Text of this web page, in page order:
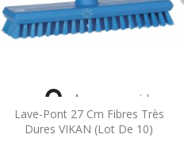
Lave-Pont 27 Cm Fibres Très
Dures VIKAN (lot De 10)
 Aperçu rapide